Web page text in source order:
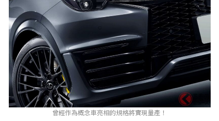
曾經作為概念車亮相的規格將實現量產！